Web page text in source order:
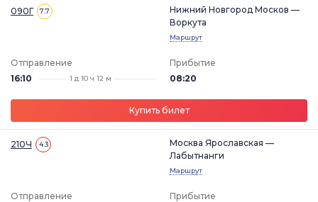
090Г 7.7
Нижний Новгород Москов —
Воркута
Маршрут
Отправление
16:10
1 д 10 ч 12 м
Прибытие
08:20
Купить билет
210Ч 4.3
Москва Ярославская —
Лабытнанги
Маршрут
Отправление
Прибытие